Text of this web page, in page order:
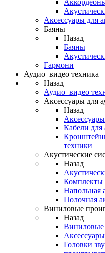
Аксессуары для
Баяны
Назад
Баяны
Гармони
Аудио–видео техника
Назад
Аудио–видео
Аксессуары для
Назад
Кабели для
техники
Акустические
Назад
Комплекты
Напольная
Полочная
Виниловые
Назад
Виниловые
Головки